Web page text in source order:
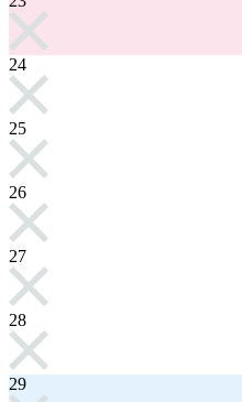
24
25
26
27
28
29